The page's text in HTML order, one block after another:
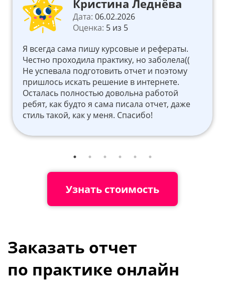
Кристина Леднёва
Дата: 06.02.2026
Оценка: 5 из 5
Я всегда сама пишу курсовые и рефераты.
Честно проходила практику, но заболела((
Не успевала подготовить отчет и поэтому
пришлось искать решение в интернете.
Осталась полностью довольна работой
ребят, как будто я сама писала отчет, даже
стиль такой, как у меня. Спасибо!
Узнать стоимость
Заказать отчет
по практике онлайн